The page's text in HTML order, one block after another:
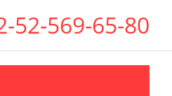
52-569-65-80